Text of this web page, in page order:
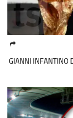
GIANNI INFANTINO